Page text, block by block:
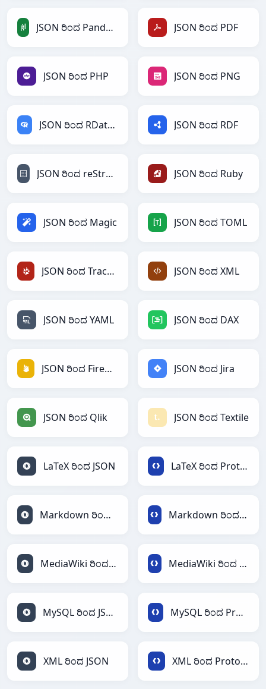
JSON ರಿಂದ PandasDataFrame JSON ರಿಂದ PDF
JSON ರಿಂದ PHP JSON ರಿಂದ PNG
JSON ರಿಂದ RDataFrame JSON ರಿಂದ RDF
JSON ರಿಂದ reStructuredText JSON ರಿಂದ Ruby
JSON ರಿಂದ Magic JSON ರಿಂದ TOML
JSON ರಿಂದ TracWiki JSON ರಿಂದ XML
JSON ರಿಂದ YAML JSON ರಿಂದ DAX
JSON ರಿಂದ Firebase JSON ರಿಂದ Jira
JSON ರಿಂದ Qlik JSON ರಿಂದ Textile
LaTeX ರಿಂದ JSON LaTeX ರಿಂದ Protobuf
Markdown ರಿಂದ JSON Markdown ರಿಂದ Protobuf
MediaWiki ರಿಂದ JSON MediaWiki ರಿಂದ Protobuf
MySQL ರಿಂದ JSON MySQL ರಿಂದ Protobuf
XML ರಿಂದ JSON XML ರಿಂದ Protobuf